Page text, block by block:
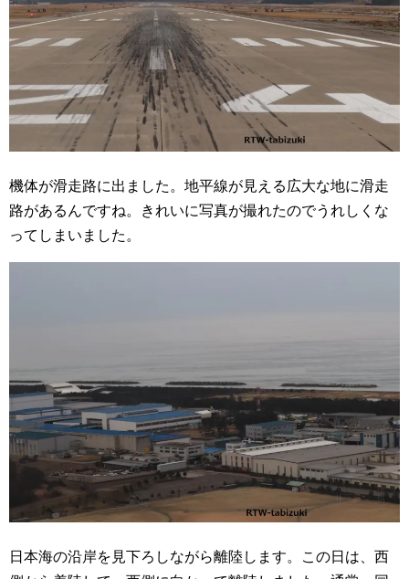
機体が滑走路に出ました。地平線が見える広大な地に滑走
路があるんですね。きれいに写真が撮れたのでうれしくな
ってしまいました。
日本海の沿岸を見下ろしながら離陸します。この日は、西